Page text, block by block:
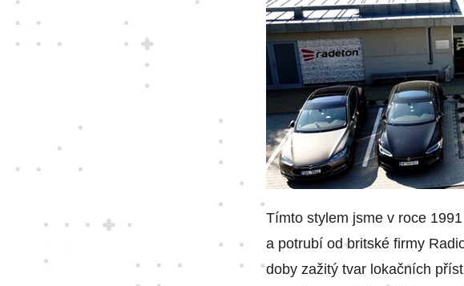
Tímto stylem jsme v roce
a potrubí od britské firmy
doby zažitý tvar lokačních